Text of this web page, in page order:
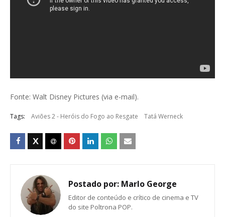
Fonte: Walt Disney Pictures (via e-mail).
Tags: Aviões 2 - Heróis do Fogo ao Resgate Tatá Werneck
Postado por: Marlo George
Editor de conteúdo e crítico de cinema e TV
do site Poltrona POP.